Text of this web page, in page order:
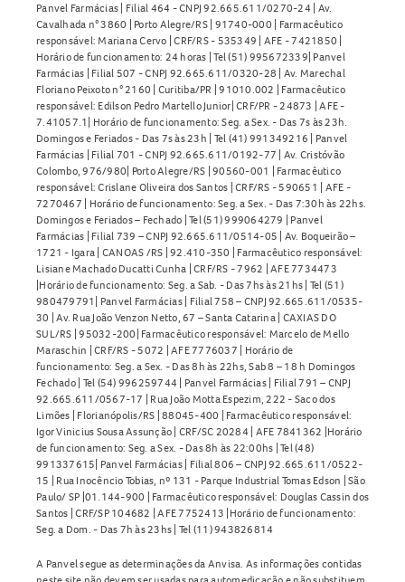
Panvel Farmácias | Filial 464 - CNPJ 92.665.611/0270-24 | Av.
Cavalhada n° 3860 | Porto Alegre/RS | 91740-000 | Farmacêutico
responsável: Mariana Cervo | CRF/RS - 535349 | AFE - 7421850 |
Horário de funcionamento: 24 horas | Tel (51) 995672339| Panvel
Farmácias | Filial 507 - CNPJ 92.665.611/0320-28 | Av. Marechal
Floriano Peixoto n° 2160 | Curitiba/PR | 91010.002 | Farmacêutico
responsável: Edilson Pedro Martello Junior| CRF/PR - 24873 | AFE -
7.41057.1| Horário de funcionamento: Seg. a Sex. - Das 7s às 23h.
Domingos e Feriados - Das 7s às 23h | Tel (41) 991349216 | Panvel
Farmácias | Filial 701 - CNPJ 92.665.611/0192-77 | Av. Cristóvão
Colombo, 976/980| Porto Alegre/RS | 90560-001 | Farmacêutico
responsável: Crislane Oliveira dos Santos | CRF/RS - 590651 | AFE -
7270467 | Horário de funcionamento: Seg. a Sex. - Das 7:30h às 22hs.
Domingos e Feriados – Fechado | Tel (51) 999064279 | Panvel
Farmácias | Filial 739 – CNPJ 92.665.611/0514-05 | Av. Boqueirão –
1721 - Igara | CANOAS /RS | 92.410-350 | Farmacêutico responsável:
Lisiane Machado Ducatti Cunha | CRF/RS - 7962 | AFE 7734473
|Horário de funcionamento: Seg. a Sab. - Das 7hs às 21hs | Tel (51)
980479791| Panvel Farmácias | Filial 758 – CNPJ 92.665.611/0535-
30 | Av. Rua João Venzon Netto, 67 – Santa Catarina | CAXIAS DO
SUL/RS | 95032-200| Farmacêutico responsável: Marcelo de Mello
Maraschin | CRF/RS - 5072 | AFE 7776037 | Horário de
funcionamento: Seg. a Sex. - Das 8h às 22hs, Sab 8 – 18 h Domingos
Fechado | Tel (54) 996259744 | Panvel Farmácias | Filial 791 – CNPJ
92.665.611/0567-17 | Rua João Motta Espezim, 222 - Saco dos
Limões | Florianópolis/RS | 88045-400 | Farmacêutico responsável:
Igor Vinicius Sousa Assunção | CRF/SC 20284 | AFE 7841362 |Horário
de funcionamento: Seg. a Sex. - Das 8h às 22:00hs | Tel (48)
991337615| Panvel Farmácias | Filial 806 – CNPJ 92.665.611/0522-
15 | Rua Inocêncio Tobias, nº 131 - Parque Industrial Tomas Edson | São
Paulo/ SP |01.144-900 | Farmacêutico responsável: Douglas Cassin dos
Santos | CRF/SP 104682 | AFE 7752413 |Horário de funcionamento:
Seg. a Dom. - Das 7h às 23hs | Tel (11) 943826814
A Panvel segue as determinações da Anvisa. As informações contidas